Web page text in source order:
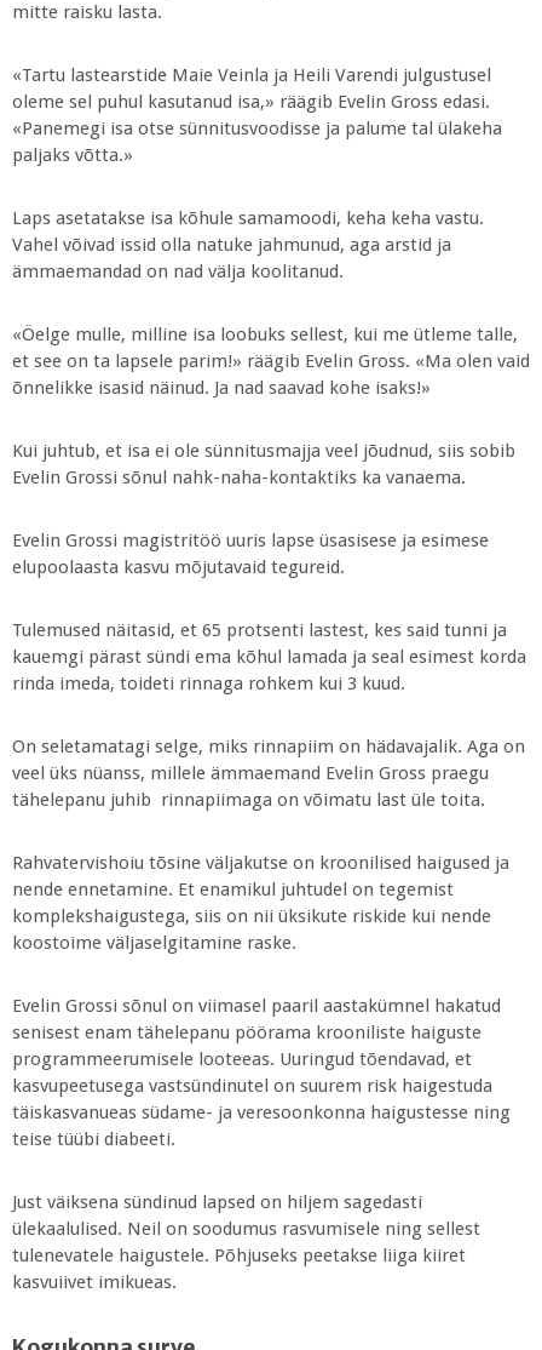
mitte raisku lasta.
«Tartu lastearstide Maie Veinla ja Heili Varendi julgustusel
oleme sel puhul kasutanud isa,» räägib Evelin Gross edasi.
«Panemegi isa otse sünnitusvoodisse ja palume tal ülakeha
paljaks võtta.»
Laps asetatakse isa kõhule samamoodi, keha keha vastu.
Vahel võivad issid olla natuke jahmunud, aga arstid ja
ämmaemandad on nad välja koolitanud.
«Öelge mulle, milline isa loobuks sellest, kui me ütleme talle,
et see on ta lapsele parim!» räägib Evelin Gross. «Ma olen vaid
õnnelikke isasid näinud. Ja nad saavad kohe isaks!»
Kui juhtub, et isa ei ole sünnitusmajja veel jõudnud, siis sobib
Evelin Grossi sõnul nahk-naha-kontaktiks ka vanaema.
Evelin Grossi magistritöö uuris lapse üsasisese ja esimese
elupoolaasta kasvu mõjutavaid tegureid.
Tulemused näitasid, et 65 protsenti lastest, kes said tunni ja
kauemgi pärast sündi ema kõhul lamada ja seal esimest korda
rinda imeda, toideti rinnaga rohkem kui 3 kuud.
On seletamatagi selge, miks rinnapiim on hädavajalik. Aga on
veel üks nüanss, millele ämmaemand Evelin Gross praegu
tähelepanu juhib  rinnapiimaga on võimatu last üle toita.
Rahvatervishoiu tõsine väljakutse on kroonilised haigused ja
nende ennetamine. Et enamikul juhtudel on tegemist
komplekshaigustega, siis on nii üksikute riskide kui nende
koostoime väljaselgitamine raske.
Evelin Grossi sõnul on viimasel paaril aastakümnel hakatud
senisest enam tähelepanu pöörama krooniliste haiguste
programmeerumisele looteeas. Uuringud tõendavad, et
kasvupeetusega vastsündinutel on suurem risk haigestuda
täiskasvanueas südame- ja veresoonkonna haigustesse ning
teise tüübi diabeeti.
Just väiksena sündinud lapsed on hiljem sagedasti
ülekaalulised. Neil on soodumus rasvumisele ning sellest
tulenevatele haigustele. Põhjuseks peetakse liiga kiiret
kasvuiivet imikueas.